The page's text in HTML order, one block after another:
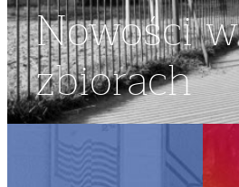
Nowości w
zbiorach